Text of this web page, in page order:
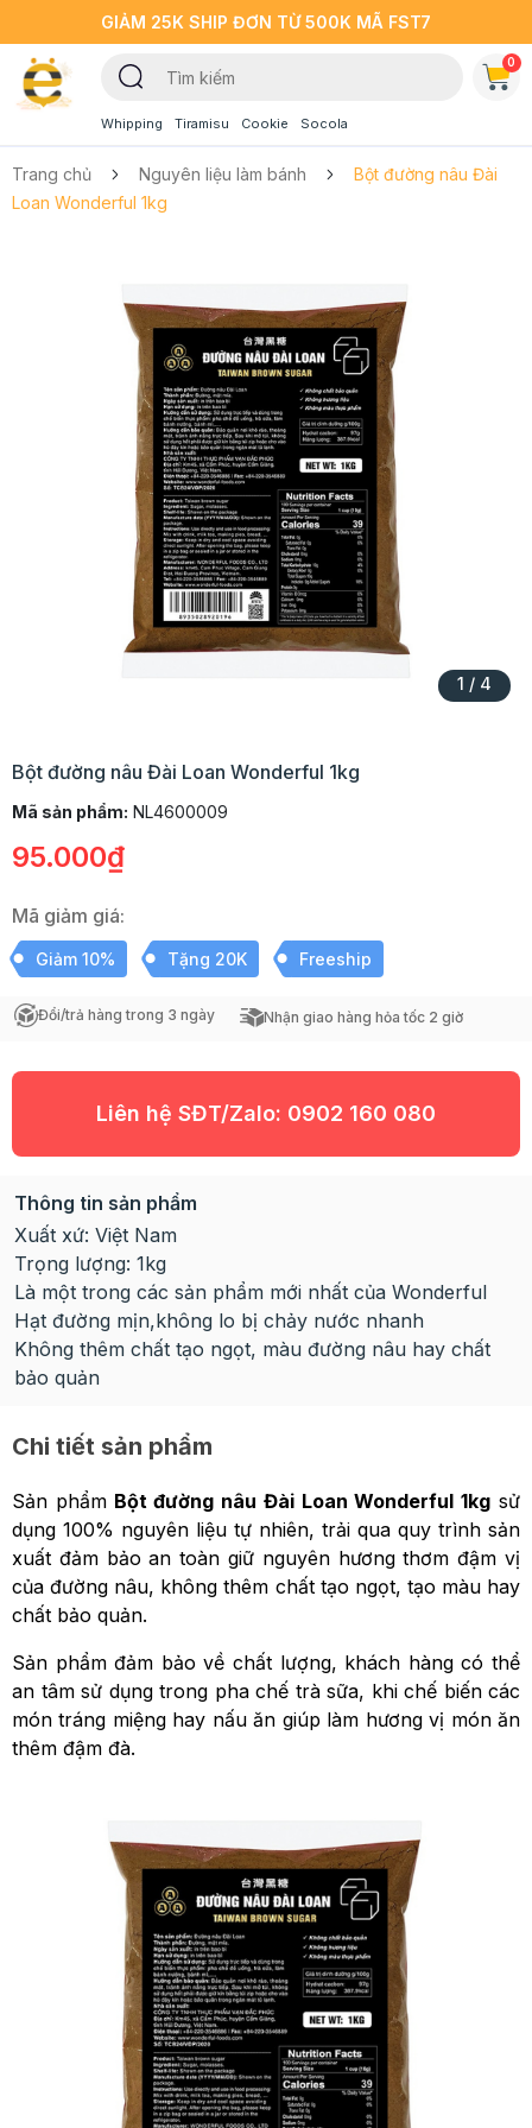
GIẢM 25K SHIP ĐƠN TỪ 500K MÃ FST7
Whipping Tiramisu Cookie Socola
0
Trang chủ Nguyên liệu làm bánh
Bột đường nâu Đài
Loan Wonderful 1kg
1 / 4
Bột đường nâu Đài Loan Wonderful 1kg
Mã sản phẩm: NL4600009
95.000₫
Mã giảm giá:
Giảm 10% Tặng 20K Freeship
Đổi/trả hàng trong 3 ngày Nhận giao hàng hỏa tốc 2 giờ
Liên hệ SĐT/Zalo: 0902 160 080
Thông tin sản phẩm
Xuất xứ: Việt Nam
Trọng lượng: 1kg
Là một trong các sản phẩm mới nhất của Wonderful
Hạt đường mịn,không lo bị chảy nước nhanh
Không thêm chất tạo ngọt, màu đường nâu hay chất
bảo quản
Chi tiết sản phẩm
Sản phẩmBột đường nâu Đài Loan Wonderful 1kg sử
dụng 100% nguyên liệu tự nhiên, trải qua quy trình sản
xuất đảm bảo an toàn giữ nguyên hương thơm đậm vị
của đường nâu, không thêm chất tạo ngọt, tạo màu hay
chất bảo quản.
Sản phẩm đảm bảo về chất lượng, khách hàng có thể
an tâm sử dụng trong pha chế trà sữa, khi chế biến các
món tráng miệng hay nấu ăn giúp làm hương vị món ăn
thêm đậm đà.